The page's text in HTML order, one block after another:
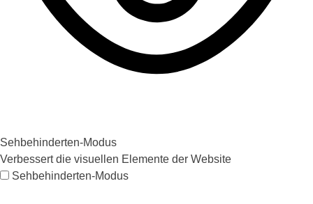
Sehbehinderten-Modus
Verbessert die visuellen Elemente der Website
Sehbehinderten-Modus